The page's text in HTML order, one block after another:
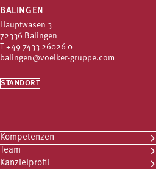
BALINGEN
Hauptwasen 3
72336 Balingen
+49 7433 26026 0
balingen@voelker-gruppe.com
STANDORT
Kompetenzen
Team
Kanzleiprofil